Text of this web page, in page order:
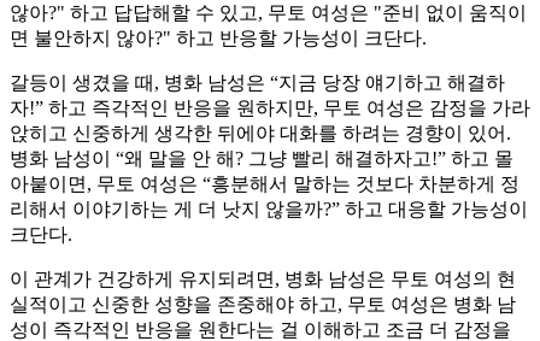
않아?" 하고 답답해할 수 있고, 무토 여성은 "준비 없이 움직이
면 불안하지 않아?" 하고 반응할 가능성이 크단다.
갈등이 생겼을 때, 병화 남성은 “지금 당장 얘기하고 해결하
자!” 하고 즉각적인 반응을 원하지만, 무토 여성은 감정을 가라
앉히고 신중하게 생각한 뒤에야 대화를 하려는 경향이 있어.
병화 남성이 “왜 말을 안 해? 그냥 빨리 해결하자고!” 하고 몰
아붙이면, 무토 여성은 “흥분해서 말하는 것보다 차분하게 정
리해서 이야기하는 게 더 낫지 않을까?” 하고 대응할 가능성이
크단다.
이 관계가 건강하게 유지되려면, 병화 남성은 무토 여성의 현
실적이고 신중한 성향을 존중해야 하고, 무토 여성은 병화 남
성이 즉각적인 반응을 원한다는 걸 이해하고 조금 더 감정을